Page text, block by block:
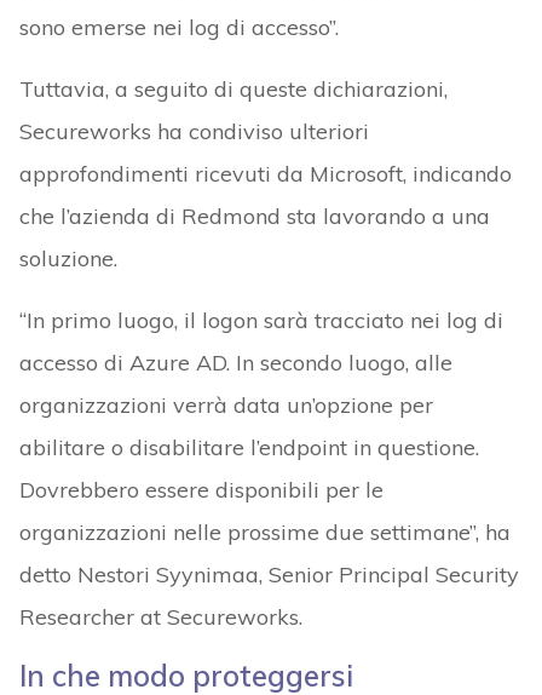
sono emerse nei log di accesso”.
Tuttavia, a seguito di queste dichiarazioni,
Secureworks ha condiviso ulteriori
approfondimenti ricevuti da Microsoft, indicando
che l’azienda di Redmond sta lavorando a una
soluzione.
“In primo luogo, il logon sarà tracciato nei log di
accesso di Azure AD. In secondo luogo, alle
organizzazioni verrà data un’opzione per
abilitare o disabilitare l’endpoint in questione.
Dovrebbero essere disponibili per le
organizzazioni nelle prossime due settimane”, ha
detto Nestori Syynimaa, Senior Principal Security
Researcher at Secureworks.
In che modo proteggersi